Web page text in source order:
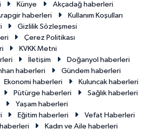
Künye
Akçadağ haberleri
haberleri
Kullanım Koşulları
Gizlilik Sözleşmesi
Çerez Politikası
KVKK Metni
İletişim
Doğanyol haberleri
haberleri
Gündem haberleri
Ekonomi haberleri
Kuluncak haberleri
Pütürge haberleri
Sağlık haberleri
Yaşam haberleri
Eğitim haberleri
Vefat Haberleri
Kadın ve Aile haberleri